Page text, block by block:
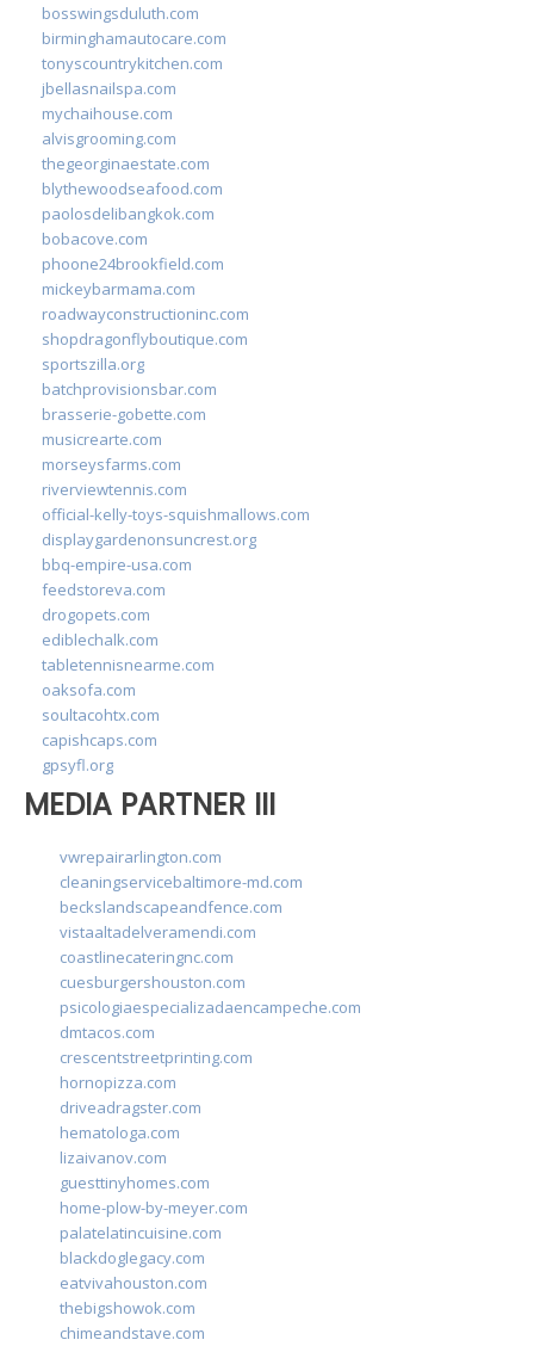
bosswingsduluth.com
birminghamautocare.com
tonyscountrykitchen.com
jbellasnailspa.com
mychaihouse.com
alvisgrooming.com
thegeorginaestate.com
blythewoodseafood.com
paolosdelibangkok.com
bobacove.com
phoone24brookfield.com
mickeybarmama.com
roadwayconstructioninc.com
shopdragonflyboutique.com
sportszilla.org
batchprovisionsbar.com
brasserie-gobette.com
musicrearte.com
morseysfarms.com
riverviewtennis.com
official-kelly-toys-squishmallows.com
displaygardenonsuncrest.org
bbq-empire-usa.com
feedstoreva.com
drogopets.com
ediblechalk.com
tabletennisnearme.com
oaksofa.com
soultacohtx.com
capishcaps.com
gpsyfl.org
MEDIA PARTNER III
vwrepairarlington.com
cleaningservicebaltimore-md.com
beckslandscapeandfence.com
vistaaltadelveramendi.com
coastlinecateringnc.com
cuesburgershouston.com
psicologiaespecializadaencampeche.com
dmtacos.com
crescentstreetprinting.com
hornopizza.com
driveadragster.com
hematologa.com
lizaivanov.com
guesttinyhomes.com
home-plow-by-meyer.com
palatelatincuisine.com
blackdoglegacy.com
eatvivahouston.com
thebigshowok.com
chimeandstave.com